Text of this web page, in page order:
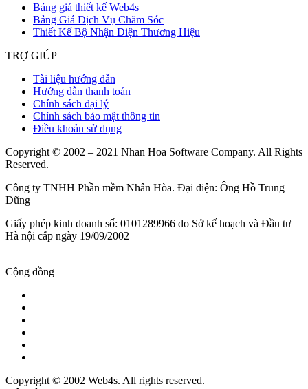
Bảng giá thiết kế Web4s
Bảng Giá Dịch Vụ Chăm Sóc
Thiết Kế Bộ Nhận Diện Thương Hiệu
TRỢ GIÚP
Tài liệu hướng dẫn
Hướng dẫn thanh toán
Chính sách đại lý
Chính sách bảo mật thông tin
Điều khoản sử dụng
Copyright © 2002 – 2021 Nhan Hoa Software Company. All Rights
Reserved.
Công ty TNHH Phần mềm Nhân Hòa. Đại diện: Ông Hồ Trung
Dũng
Giấy phép kinh doanh số: 0101289966 do Sở kế hoạch và Đầu tư
Hà nội cấp ngày 19/09/2002
Cộng đồng
Copyright © 2002 Web4s. All rights reserved.